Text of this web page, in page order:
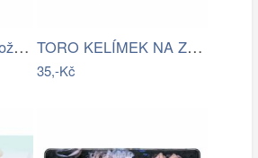
BIG BAMBOO Předložka do koupelny… TORO KELÍMEK NA ZUBNÍ KARTÁČEK, PLAST
35,-Kč